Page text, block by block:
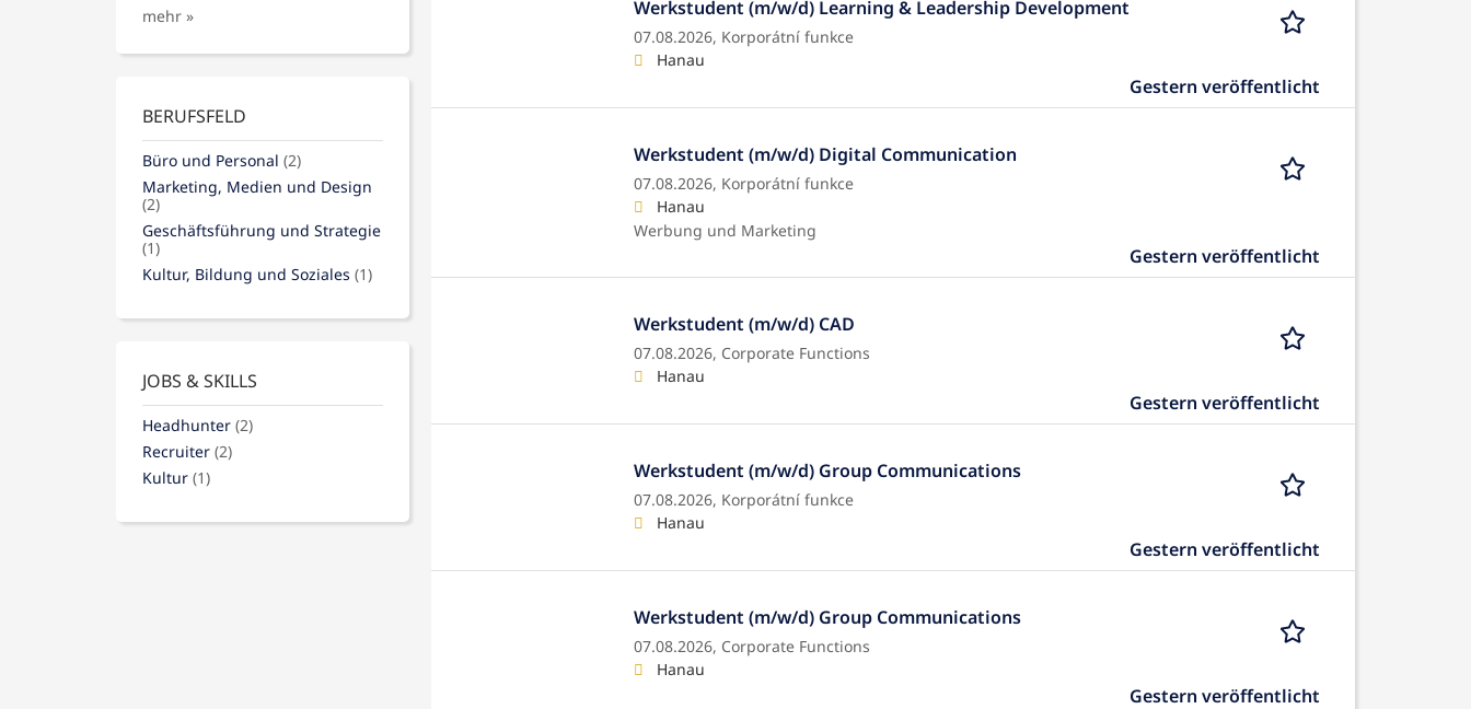
Werkstudent (m/w/d) Learning & Leadership Development
07.08.2026, Korporátní funkce
Hanau
Gestern veröffentlicht
Werkstudent (m/w/d) Digital Communication
07.08.2026, Korporátní funkce
Hanau
Werbung und Marketing
Gestern veröffentlicht
Werkstudent (m/w/d) CAD
07.08.2026, Corporate Functions
Hanau
Gestern veröffentlicht
Werkstudent (m/w/d) Group Communications
07.08.2026, Korporátní funkce
Hanau
Gestern veröffentlicht
Werkstudent (m/w/d) Group Communications
07.08.2026, Corporate Functions
Hanau
Gestern veröffentlicht
mehr »
BERUFSFELD
Büro und Personal (2)
Marketing, Medien und Design
(2)
Geschäftsführung und Strategie
(1)
Kultur, Bildung und Soziales (1)
JOBS & SKILLS
Headhunter (2)
Recruiter (2)
Kultur (1)